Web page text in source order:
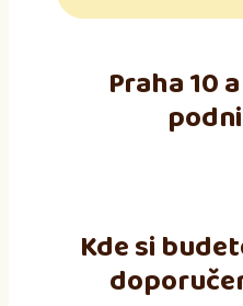
Praha 10
Kde si